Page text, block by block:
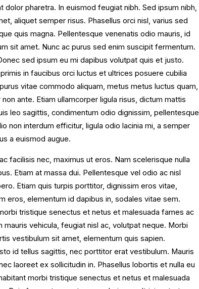
dolor pharetra. In euismod feugiat nibh. Sed ipsum nibh,
aliquet semper risus. Phasellus orci nisl, varius sed
quis magna. Pellentesque venenatis odio mauris, id
sit amet. Nunc ac purus sed enim suscipit fermentum.
sed ipsum eu mi dapibus volutpat quis et justo.
in faucibus orci luctus et ultrices posuere cubilia
vitae commodo aliquam, metus metus luctus quam,
ante. Etiam ullamcorper ligula risus, dictum mattis
leo sagittis, condimentum odio dignissim, pellentesque
non interdum efficitur, ligula odio lacinia mi, a semper
a euismod augue.
facilisis nec, maximus ut eros. Nam scelerisque nulla
Etiam at massa dui. Pellentesque vel odio ac nisl
Etiam quis turpis porttitor, dignissim eros vitae,
eros, elementum id dapibus in, sodales vitae sem.
tristique senectus et netus et malesuada fames ac
mauris vehicula, feugiat nisl ac, volutpat neque. Morbi
vestibulum sit amet, elementum quis sapien.
id tellus sagittis, nec porttitor erat vestibulum. Mauris
laoreet ex sollicitudin in. Phasellus lobortis et nulla eu
morbi tristique senectus et netus et malesuada